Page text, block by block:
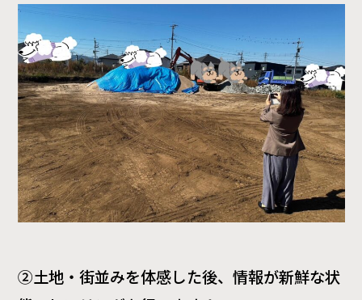
②土地・街並みを体感した後、情報が新鮮な状